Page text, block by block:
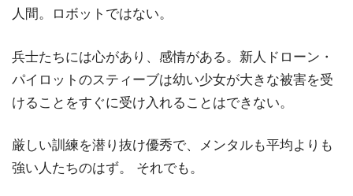
人間。ロボットではない。
兵士たちには心があり、感情がある。新人ドローン・
パイロットのスティーブは幼い少女が大きな被害を受
けることをすぐに受け入れることはできない。
厳しい訓練を潜り抜け優秀で、メンタルも平均よりも
強い人たちのはず。 それでも。